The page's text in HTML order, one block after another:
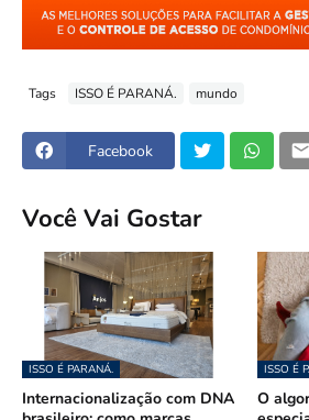
Tags ISSO É PARANÁ. mundo
Facebook
Você Vai Gostar
ISSO É PARANÁ.
Internacionalização com DNA
ISSO É
O